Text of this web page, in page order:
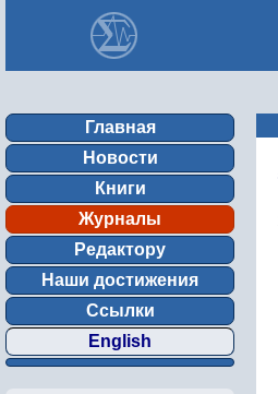
Главная
Новости
Книги
Журналы
Редактору
Наши достижения
Ссылки
English